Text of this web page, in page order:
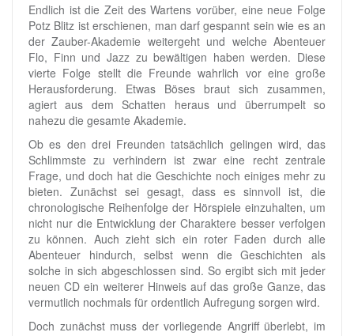
Endlich ist die Zeit des Wartens vorüber, eine neue Folge
Potz Blitz ist erschienen, man darf gespannt sein wie es an
der Zauber-Akademie weitergeht und welche Abenteuer
Flo, Finn und Jazz zu bewältigen haben werden. Diese
vierte Folge stellt die Freunde wahrlich vor eine große
Herausforderung. Etwas Böses braut sich zusammen,
agiert aus dem Schatten heraus und überrumpelt so
nahezu die gesamte Akademie.
Ob es den drei Freunden tatsächlich gelingen wird, das
Schlimmste zu verhindern ist zwar eine recht zentrale
Frage, und doch hat die Geschichte noch einiges mehr zu
bieten. Zunächst sei gesagt, dass es sinnvoll ist, die
chronologische Reihenfolge der Hörspiele einzuhalten, um
nicht nur die Entwicklung der Charaktere besser verfolgen
zu können. Auch zieht sich ein roter Faden durch alle
Abenteuer hindurch, selbst wenn die Geschichten als
solche in sich abgeschlossen sind. So ergibt sich mit jeder
neuen CD ein weiterer Hinweis auf das große Ganze, das
vermutlich nochmals für ordentlich Aufregung sorgen wird.
Doch zunächst muss der vorliegende Angriff überlebt, im